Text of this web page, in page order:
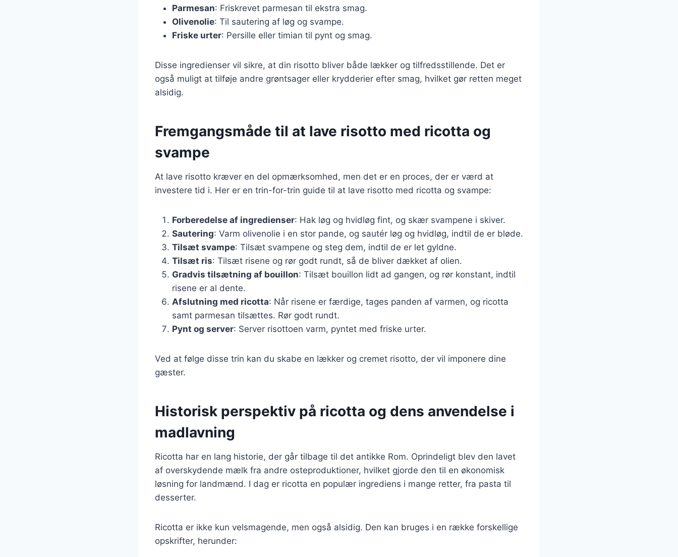
Parmesan: Friskrevet parmesan til ekstra smag.
Olivenolie: Til sautering af løg og svampe.
Friske urter: Persille eller timian til pynt og smag.
Disse ingredienser vil sikre, at din risotto bliver både lækker og tilfredsstillende. Det er
også muligt at tilføje andre grøntsager eller krydderier efter smag, hvilket gør retten meget
alsidig.
Fremgangsmåde til at lave risotto med ricotta og
svampe
At lave risotto kræver en del opmærksomhed, men det er en proces, der er værd at
investere tid i. Her er en trin-for-trin guide til at lave risotto med ricotta og svampe:
Forberedelse af ingredienser: Hak løg og hvidløg fint, og skær svampene i skiver.
Sautering: Varm olivenolie i en stor pande, og sautér løg og hvidløg, indtil de er bløde.
Tilsæt svampe: Tilsæt svampene og steg dem, indtil de er let gyldne.
Tilsæt ris: Tilsæt risene og rør godt rundt, så de bliver dækket af olien.
Gradvis tilsætning af bouillon: Tilsæt bouillon lidt ad gangen, og rør konstant, indtil
risene er al dente.
Afslutning med ricotta: Når risene er færdige, tages panden af varmen, og ricotta
samt parmesan tilsættes. Rør godt rundt.
Pynt og server: Server risottoen varm, pyntet med friske urter.
Ved at følge disse trin kan du skabe en lækker og cremet risotto, der vil imponere dine
gæster.
Historisk perspektiv på ricotta og dens anvendelse i
madlavning
Ricotta har en lang historie, der går tilbage til det antikke Rom. Oprindeligt blev den lavet
af overskydende mælk fra andre osteproduktioner, hvilket gjorde den til en økonomisk
løsning for landmænd. I dag er ricotta en populær ingrediens i mange retter, fra pasta til
desserter.
Ricotta er ikke kun velsmagende, men også alsidig. Den kan bruges i en række forskellige
opskrifter, herunder: